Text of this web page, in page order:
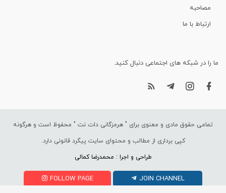
مصاحبه
ارتباط با ما
ما را در شبکه های اجتماعی دنبال کنید.
تمامی حقوق مادی و معنوی برای " هرمزگانی دات نت " محفوظ است و هرگونه
کپی برداری از مطالب و محتوای سایت پیگرد قانونی دارد.
طراحی و اجرا : محمدرضا کمالی
FOLLOW PAGE JOIN CHANNEL